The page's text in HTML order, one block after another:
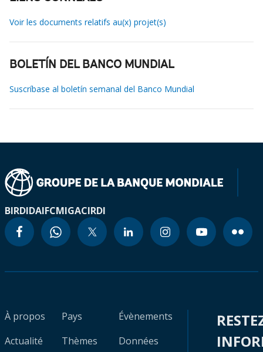
Voir les documents relatifs au(x) projet(s)
BOLETÍN DEL BANCO MUNDIAL
Suscríbase al boletín semanal del Banco Mundial
BIRDIDAIFCMIGACIRDI
À propos
Actualité
Pays
Thèmes
Évènements
Données